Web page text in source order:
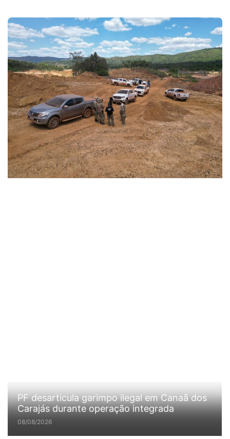
PF desarticula garimpo ilegal em Canaã dos
Carajás durante operação integrada
08/08/2026